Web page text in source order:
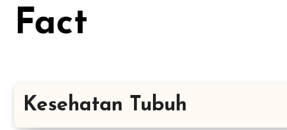
Fact
Kesehatan Tubuh